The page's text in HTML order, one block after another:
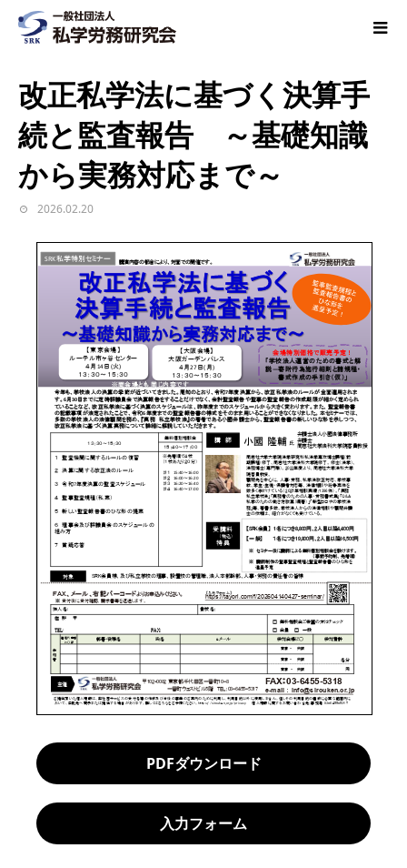
改正私学法に基づく決算手
続と監査報告 ～基礎知識
から実務対応まで～
2026.02.20
PDFダウンロード
入力フォーム